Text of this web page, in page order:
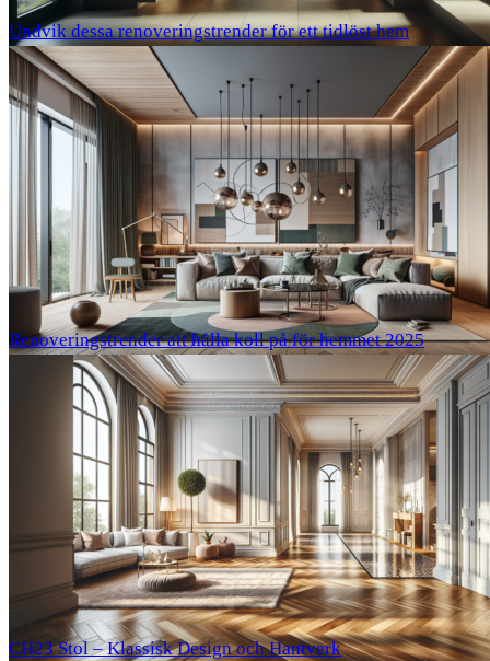
Undvik dessa renoveringstrender för ett tidlöst hem
Renoveringstrender att hålla koll på för hemmet 2025
CH23 Stol – Klassisk Design och Hantverk